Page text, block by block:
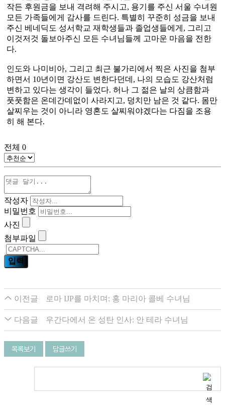
작든 후원금을 보내 격려해 주시고, 용기를 주신 서울 수녀원
모든 가족들에게 감사를 드린다. 특별히 꾸준히 성금을 보내
주신 베네딕도 성서학교 재학생들과 졸업생들에게, 그리고
이것저것 돌보아주신 모든 수녀님들께 고마운 마음을 전한
다.
인도와 나미비아, 그리고 최근 불가리에서 찍은 사진을 첨부
하면서 10년이면 강산도 변한다던데, 나의 모습도 강산처럼
변하고 있다는 생각이 들었다. 허나 그 젊은 날의 상큼함과
풋풋함은 온데간데없이 사라지고, 덩치만 남은 것 같다. 몸만
살찌우는 것이 아니라 영혼도 살찌워야겠다는 다짐을 조용
히 해 본다.
전체 0
작성자
비밀번호
사진
첨부파일
이전글 로마 IJP를 마치며: 홍 마리아 콜베 수녀님
다음글 우간다에서 온 성탄 인사: 안 테라 수녀님
목록보기 답글쓰기